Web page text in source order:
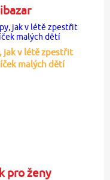
jak v létě zpestřit
malých dětí
pro ženy